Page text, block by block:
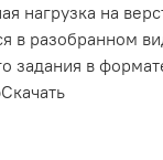
нагрузка на
в разобранном
задания в
Скачать